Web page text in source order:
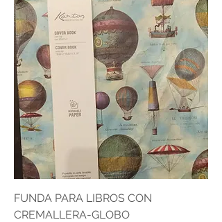
FUNDA PARA LIBROS CON
CREMALLERA-GLOBO